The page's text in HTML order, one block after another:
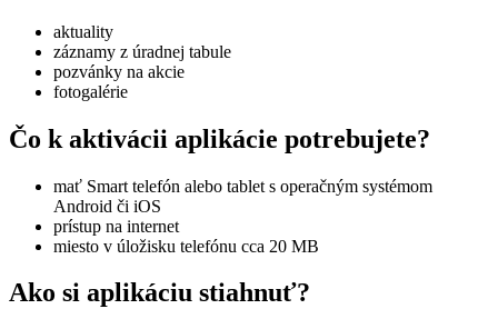
aktuality
záznamy z úradnej tabule
pozvánky na akcie
fotogalérie
Čo k aktivácii aplikácie potrebujete?
mať Smart telefón alebo tablet s operačným systémom
Android či iOS
prístup na internet
miesto v úložisku telefónu cca 20 MB
Ako si aplikáciu stiahnuť?